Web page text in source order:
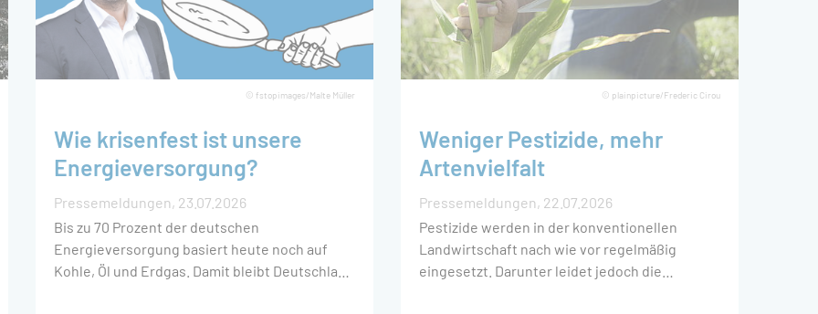
Zusammenarbeit mit Praxispartnern
erstellt und vom Bundesministerium
für Wirtschaft und Energie gefördert.
Die Betreuung des Vorhabens
übernahm die Bundesstelle für
© fstopimages/Malte Müller
Wie krisenfest ist unsere
Energieversorgung?
Pressemeldungen 23.07.2026
Bis zu 70 Prozent der deutschen
Energieversorgung basiert heute noch auf
Kohle, Öl und Erdgas. Damit bleibt Deutschland
© plainpicture/Frederic Cirou
Weniger Pestizide, mehr
Artenvielfalt
Pressemeldungen 22.07.2026
Pestizide werden in der konventionellen
Landwirtschaft nach wie vor regelmäßig
eingesetzt. Darunter leidet jedoch die